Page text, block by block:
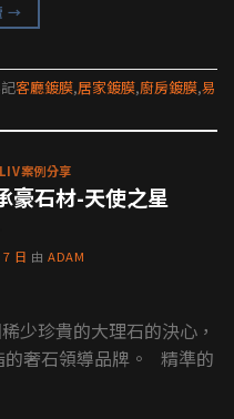
→
客廳鍍膜,居家鍍膜,廚房鍍膜,易
案例分享
豪石材-天使之星
日 由 ADAM
少珍貴的大理石的決心，
的奢石領導品牌。 精準的